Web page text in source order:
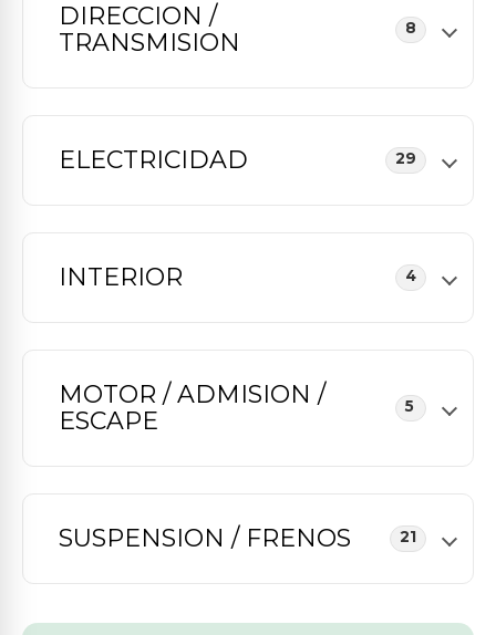
DIRECCION /
TRANSMISION
8
ELECTRICIDAD 29
INTERIOR 4
MOTOR / ADMISION /
ESCAPE
5
SUSPENSION / FRENOS 21